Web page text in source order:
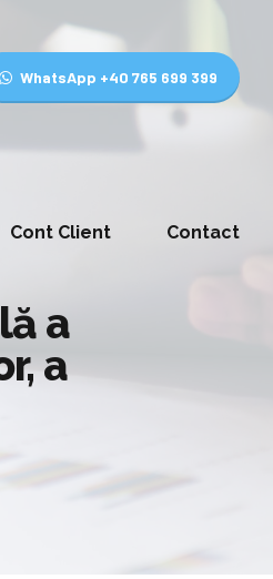
WhatsApp +40 765 699 399
Cont Client Contact
a
a